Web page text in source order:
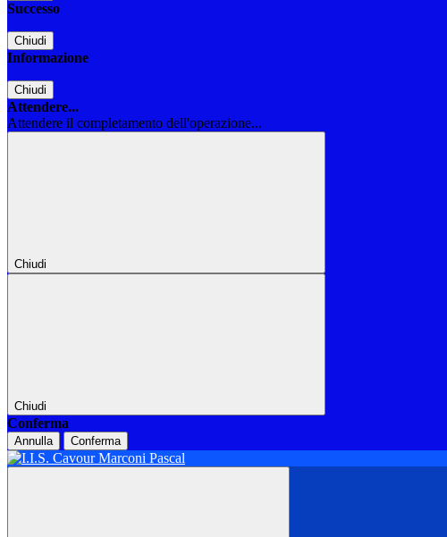
Successo
Chiudi
Informazione
Chiudi
Attendere...
Attendere il completamento dell'operazione...
Chiudi
Chiudi
Conferma
Annulla Conferma